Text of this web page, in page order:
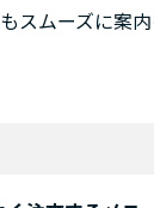
スムーズに案内